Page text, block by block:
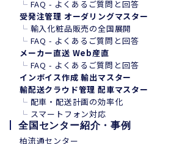
└ FAQ - よくあるご質問と回答
受発注管理 オーダリングマスター
└ 輸入化粧品販売の全国展開
└ FAQ - よくあるご質問と回答
メーカー直送 Web産直
└ FAQ - よくあるご質問と回答
インボイス作成 輸出マスター
輸配送クラウド管理 配車マスター
└ 配車・配送計画の効率化
└ スマートフォン対応
全国センター紹介・事例
柏流通センター